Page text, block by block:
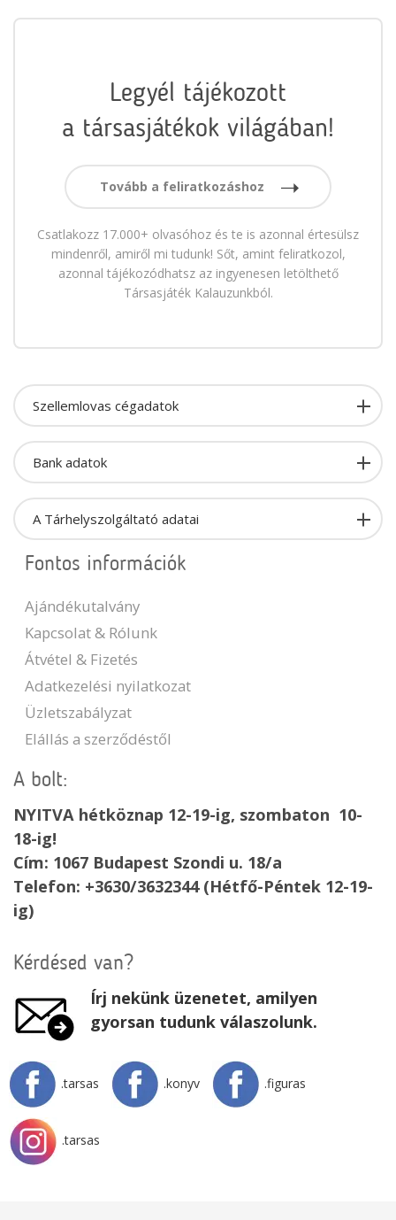
Legyél tájékozott
a társasjátékok világában!
Tovább a feliratkozáshoz
Csatlakozz 17.000+ olvasóhoz és te is azonnal értesülsz
mindenről, amiről mi tudunk! Sőt, amint feliratkozol,
azonnal tájékozódhatsz az ingyenesen letölthető
Társasjáték Kalauzunkból.
Szellemlovas cégadatok
Bank adatok
A Tárhelyszolgáltató adatai
Fontos információk
Ajándékutalvány
Kapcsolat & Rólunk
Átvétel & Fizetés
Adatkezelési nyilatkozat
Üzletszabályzat
Elállás a szerződéstől
A bolt:
NYITVA hétköznap 12-19-ig, szombaton 10-
18-ig!
Cím: 1067 Budapest Szondi u. 18/a
Telefon: +3630/3632344 (Hétfő-Péntek 12-19-
ig)
Kérdésed van?
Írj nekünk üzenetet, amilyen
gyorsan tudunk válaszolunk.
.tarsas .konyv .figuras
.tarsas